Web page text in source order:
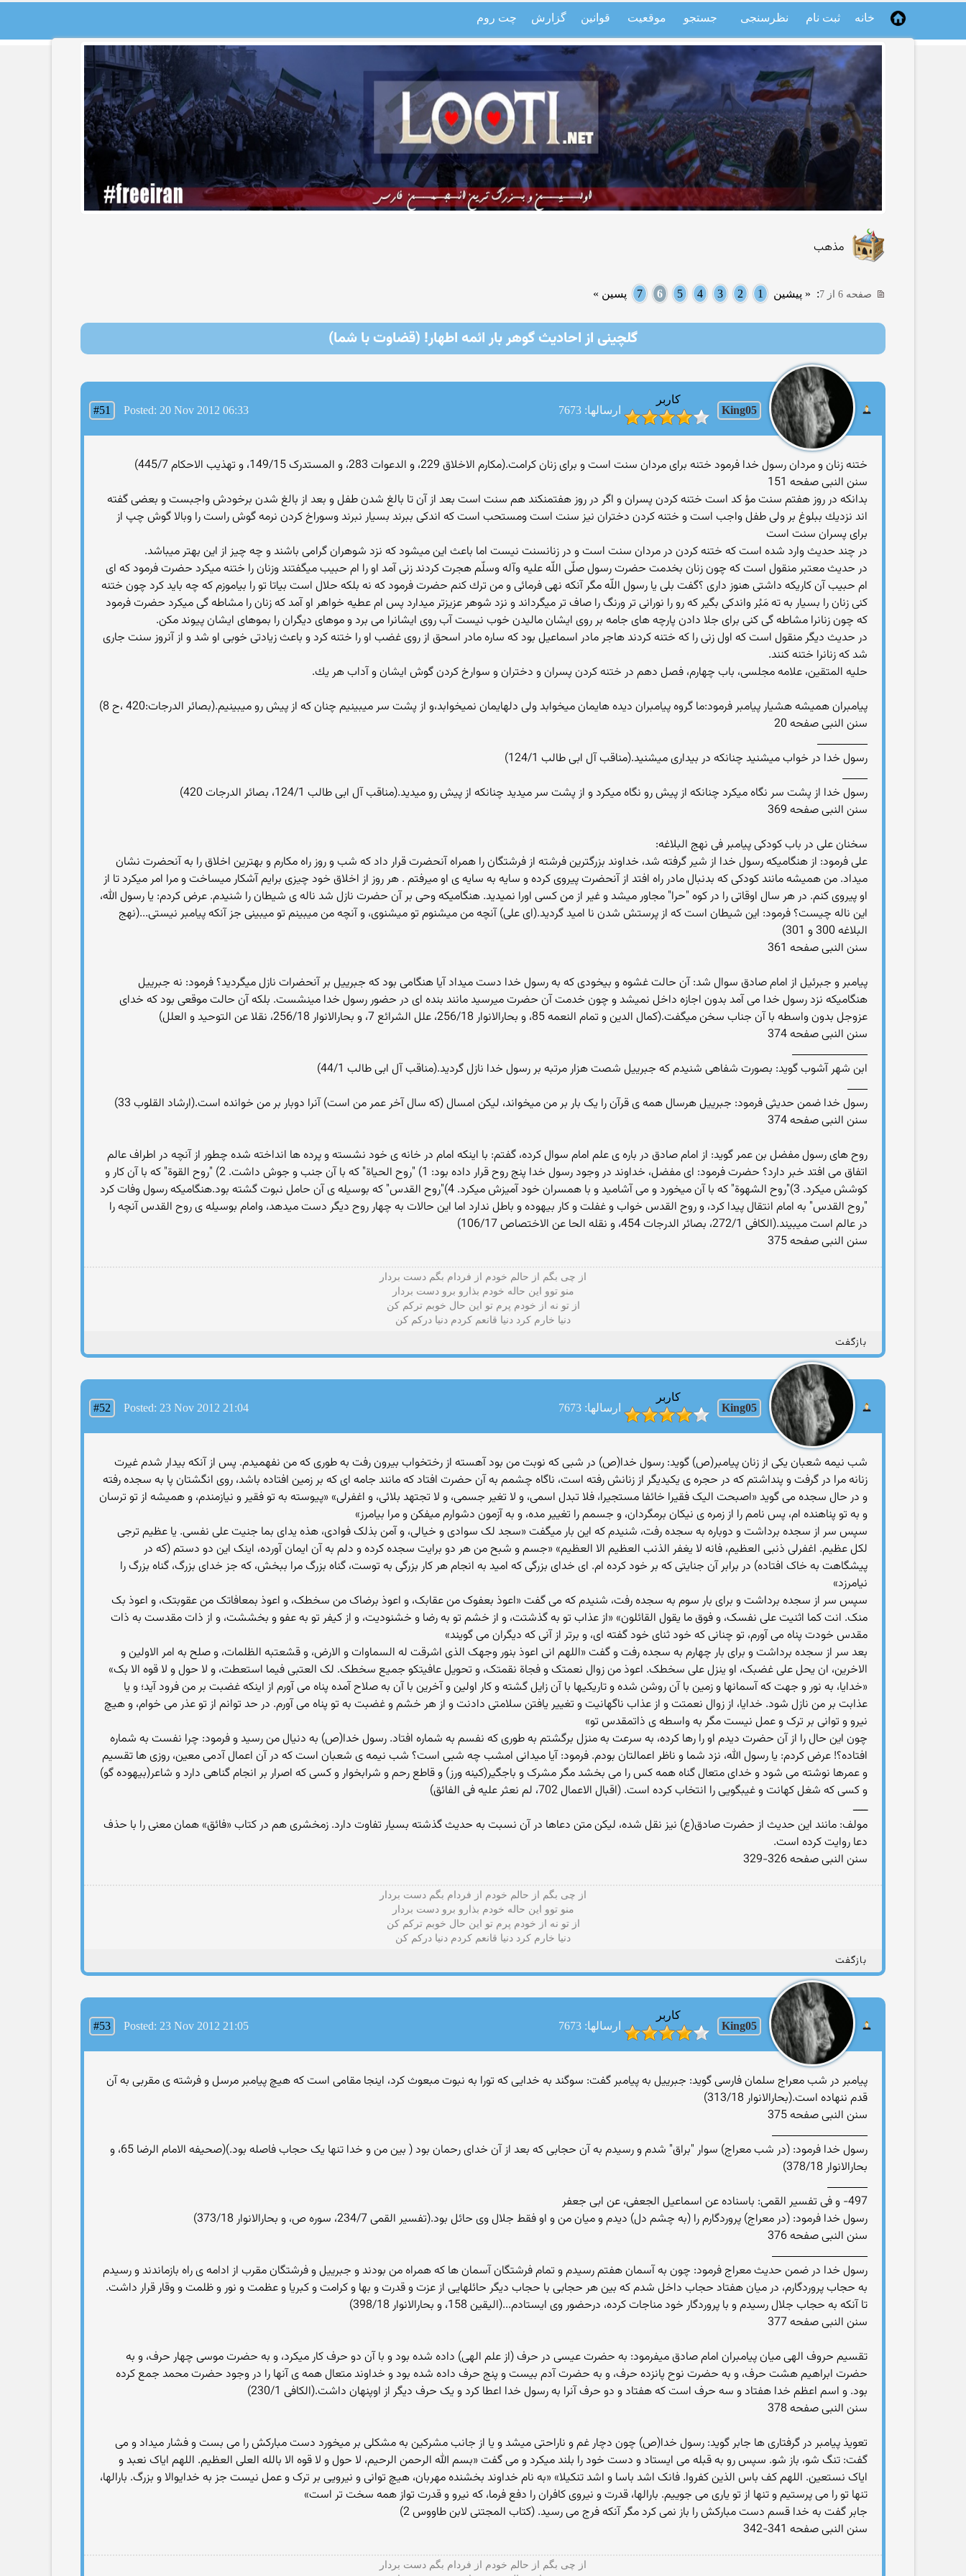
خانه ثبت نام نظرسنجی جستجو موقعیت قوانین گزارش چت روم
مذهب
صفحه 6 از 7 : « پیشین 1
2
3
4
5
6
7 پسین »
گلچینی از احادیث گوهر بار ائمه اطهار! (قضاوت با شما)
King05
کاربر
ارسالها: 7673
#51 Posted: 20 Nov 2012 06:33
ختنه زنان و مردان رسول خدا فرمود ختنه برای مردان سنت است و برای زنان کرامت.(مکارم الاخلاق 229، و الدعوات 283، و المستدرک 149/15، و تهذیب الاحکام 445/7)
سنن النبی صفحه 151
بدانكه در روز هفتم سنت مؤ كد است ختنه كردن پسران و اگر در روز هفتمنكند هم سنت است بعد از آن تا بالغ شدن طفل و بعد از بالغ شدن برخودش واجبست و بعضى گفته
اند نزديك ببلوغ بر ولى طفل واجب است و ختنه كردن دختران نيز سنت است ومستحب است كه اندكى ببرند بسيار نبرند وسوراخ كردن نرمه گوش راست را وبالا گوش چپ از
براى پسران سنت است
در چند حديث وارد شده است كه ختنه كردن در مردان سنت است و در زنانسنت نيست اما باعث اين ميشود كه نزد شوهران گرامى باشند و چه چيز از اين بهتر ميباشد.
در حديث معتبر منقول است كه چون زنان بخدمت حضرت رسول صلّى اللّه عليه وآله وسلّم هجرت كردند زنى آمد او را ام حبيب ميگفتند وزنان را ختنه ميكرد حضرت فرمود كه اى
ام حبيب آن كاريكه داشتى هنوز دارى ؟گفت بلى يا رسول اللّه مگر آنكه نهى فرمائى و من ترك كنم حضرت فرمود كه نه بلكه حلال است بياتا تو را بياموزم كه چه بايد كرد چون ختنه
كنى زنان را بسيار به ته مَبُر واندكى بگير كه رو را نورانى تر ورنگ را صاف تر ميگرداند و نزد شوهر عزيزتر ميدارد پس ام عطيه خواهر او آمد كه زنان را مشاطه گى ميكرد حضرت فرمود
كه چون زنانرا مشاطه گى كنى براى جلا دادن پارچه هاى جامه بر روى ايشان ماليدن خوب نيست آب روى ايشانرا مى برد و موهاى ديگران را بموهاى ايشان پيوند مكن.
در حديث ديگر منقول است كه اول زنى را كه ختنه كردند هاجر مادر اسماعيل بود كه ساره مادر اسحق از روى غضب او را ختنه كرد و باعث زيادتى خوبى او شد و از آنروز سنت جارى
شد كه زنانرا ختنه كنند.
حلیه المتقین، علامه مجلسی، باب چهارم، فصل دهم در ختنه كردن پسران و دختران و سوارخ كردن گوش ايشان و آداب هر يك.
پیامبران همیشه هشیار پیامبر فرمود:ما گروه پیامبران دیده هایمان میخوابد ولی دلهایمان نمیخوابد،و از پشت سر میبینیم چنان که از پیش رو میبینیم.(بصائر الدرجات:420 ،ح 8)
سنن النبی صفحه 20
__________
رسول خدا در خواب میشنید چنانکه در بیداری میشنید.(مناقب آل ابی طالب 124/1)
_____
رسول خدا از پشت سر نگاه میکرد چنانکه از پیش رو نگاه میکرد و از پشت سر میدید چنانکه از پیش رو میدید.(مناقب آل ابی طالب 124/1، بصائر الدرجات 420)
سنن النبی صفحه 369
سخنان علی در باب کودکی پیامبر فی نهج البلاغه:
علی فرمود: از هنگامیکه رسول خدا از شیر گرفته شد، خداوند بزرگترین فرشته از فرشتگان را همراه آنحضرت قرار داد که شب و روز راه مکارم و بهترین اخلاق را به آنحضرت نشان
میداد. من همیشه مانند کودکی که بدنبال مادر راه افتد از آنحضرت پیروی کرده و سایه به سایه ی او میرفتم . هر روز از اخلاق خود چیزی برایم آشکار میساخت و مرا امر میکرد تا از
او پیروی کنم. در هر سال اوقاتی را در کوه "حرا" مجاور میشد و غیر از من کسی اورا نمیدید. هنگامیکه وحی بر آن حضرت نازل شد ناله ی شیطان را شنیدم. عرض کردم: یا رسول الله،
این ناله چیست؟ فرمود: این شیطان است که از پرستش شدن نا امید گردید.(ای علی) آنچه من میشنوم تو میشنوی، و آنچه من میبینم تو میبینی جز آنکه پیامبر نیستی...(نهج
البلاغه 300 و 301)
سنن النبی صفحه 361
پیامبر و جبرئیل از امام صادق سوال شد: آن حالت غشوه و بیخودی که به رسول خدا دست میداد آیا هنگامی بود که جبرییل بر آنحضرات نازل میگردید؟ فرمود: نه جبرییل
هنگامیکه نزد رسول خدا می آمد بدون اجازه داخل نمیشد و چون خدمت آن حضرت میرسید مانند بنده ای در حضور رسول خدا مینشست. بلکه آن حالت موقعی بود که خدای
عزوجل بدون واسطه با آن جناب سخن میگفت.(کمال الدین و تمام النعمه 85، و بحارالانوار 256/18، علل الشرائع 7، و بحارالانوار 256/18، نقلا عن التوحید و العلل)
سنن النبی صفحه 374
_______________
ابن شهر آشوب گوید: بصورت شفاهی شنیدم که جبرییل شصت هزار مرتبه بر رسول خدا نازل گردید.(مناقب آل ابی طالب 44/1)
____
رسول خدا ضمن حدیثی فرمود: جبرییل هرسال همه ی قرآن را یک بار بر من میخواند، لیکن امسال (که سال آخر عمر من است) آنرا دوبار بر من خوانده است.(ارشاد القلوب 33)
سنن النبی صفحه 374
روح های رسول مفضل بن عمر گوید: از امام صادق در باره ی علم امام سوال کرده، گفتم: با اینکه امام در خانه ی خود نشسته و پرده ها انداخته شده چطور از آنچه در اطراف عالم
اتفاق می افتد خبر دارد؟ حضرت فرمود: ای مفضل، خداوند در وجود رسول خدا پنج روح قرار داده بود: 1) "روح الحیاة" که با آن جنب و جوش داشت. 2) "روح القوة" که با آن کار و
کوشش میکرد. 3)"روح الشهوة" که با آن میخورد و می آشامید و با همسران خود آمیزش میکرد. 4)"روح القدس" که بوسیله ی آن حامل نبوت گشته بود.هنگامیکه رسول وفات کرد
"روح القدس" به امام انتقال پیدا کرد، و روح القدس خواب و غفلت و کار بیهوده و باطل ندارد اما این حالات به چهار روح دیگر دست میدهد، وامام بوسیله ی روح القدس آنچه را
در عالم است میبیند.(الکافی 272/1، بصائر الدرجات 454، و نقله الحا عن الاختصاص 106/17)
سنن النبی صفحه 375
از چی بگم از حالم خودم از فردام بگم دست بردار
منو توو این حاله خودم بذارو برو دست بردار
از تو نه از خودم پرم تو این حال خوبم ترکم کن
دنیا خارم کرد دنیا قانعم کردم دنیا درکم کن
بازگفت
King05
کاربر
ارسالها: 7673
#52 Posted: 23 Nov 2012 21:04
شب نیمه شعبان یکی از زنان پیامبر(ص) گوید: رسول خدا(ص) در شبی که نوبت من بود آهسته از رختخواب بیرون رفت به طوری که من نفهمیدم. پس از آنکه بیدار شدم غیرت
زنانه مرا در گرفت و پنداشتم که در حجره ی یکیدیگر از زنانش رفته است، ناگاه چشمم به آن حضرت افتاد که مانند جامه ای که بر زمین افتاده باشد، روی انگشتان پا به سجده رفته
و در حال سجده می گوید «اصبحت الیک فقیرا خائفا مستجیرا، فلا تبدل اسمی، و لا تغیر جسمی، و لا تجتهد بلائی، و اغفرلی» «پیوسته به تو فقیر و نیازمندم، و همیشه از تو ترسان
و به تو پناهنده ام، پس نامم را از زمره ی نیکان برمگردان، و جسمم را تغییر مده، و به آزمون دشوارم میفکن و مرا بیامرز»
سپس سر از سجده برداشت و دوباره به سجده رفت، شنیدم که این بار میگفت «سجد لک سوادی و خیالی، و آمن بذلک فوادی، هذه یدای بما جنیت علی نفسی. یا عظیم ترجی
لکل عظیم. اغفرلی ذنبی العظیم، فانه لا یغفر الذنب العظیم الا العظیم» «جسم و شبح من هر دو برایت سجده کرده و دلم به آن ایمان آورده، اینک این دو دستم (که در
پیشگاهت به خاک افتاده) در برابر آن جنایتی که بر خود کرده ام. ای خدای بزرگی که امید به انجام هر کار بزرگی به توست، گناه بزرگ مرا ببخش، که جز خدای بزرگ، گناه بزرگ را
نیامرزد»
سپس سر از سجده برداشت و برای بار سوم به سجده رفت، شنیدم که می گفت «اعوذ بعفوک من عقابک، و اعوذ برضاک من سخطک، و اعوذ بمعافاتک من عقوبتک، و اعوذ بک
منک. انت کما اثنیت علی نفسک، و فوق ما یقول القائلون» «از عذاب تو به گذشتت، و از خشم تو به رضا و خشنودیت، و از کیفر تو به عفو و بخششت، و از ذات مقدست به ذات
مقدس خودت پناه می آورم، تو چنانی که خود ثنای خود گفته ای، و برتر از آنی که دیگران می گویند»
بعد سر از سجده برداشت و برای بار چهارم به سجده رفت و گفت «اللهم انی اعوذ بنور وجهک الذی اشرقت له السماوات و الارض، و قشعتبه الظلمات، و صلح به امر الاولین و
الاخرین، ان یحل علی غضبک، او ینزل علی سخطک. اعوذ من زوال نعمتک و فجاة نقمتک، و تحویل عافیتکو جمیع سخطک. لک العتبی فیما استعطت، و لا حول و لا قوه الا بک»
«خدایا، به نور و جهت که آسمانها و زمین با آن روشن شده و تاریکیها با آن زایل گشته و کار اولین و آخرین با آن به صلاح آمده پناه می آورم از اینکه غضبت بر من فرود آید؛ و یا
عذابت بر من نازل شود. خدایا، از زوال نعمتت و از عذاب ناگهانیت و تغییر یافتن سلامتی دادنت و از هر خشم و غضبت به تو پناه می آورم. در حد توانم از تو عذر می خوام، و هیچ
نیرو و توانی بر ترک و عمل نیست مگر به واسطه ی ذاتمقدس تو»
چون این حال را از آن حضرت دیدم او را رها کرده، به سرعت به منزل برگشتم به طوری که نفسم به شماره افتاد. رسول خدا(ص) به دنیال من رسید و فرمود: چرا نفست به شماره
افتاده؟! عرض کردم: یا رسول الله، نزد شما و ناظر اعمالتان بودم. فرمود: آیا میدانی امشب چه شبی است؟ شب نیمه ی شعبان است که در آن اعمال آدمی معین، روزی ها تقسیم
و عمرها نوشته می شود و خدای متعال گناه همه کس را می بخشد مگر مشرک و باجگیر(کینه ورز) و قاطع رحم و شرابخوار و کسی که اصرار بر انجام گناهی دارد و شاعر(بیهوده گو)
و کسی که شغل کهانت و غیبگویی را انتخاب کرده است. (اقبال الاعمال 702، لم نعثر علیه فی الفائق)
ـــــ
مولف: مانند این حدیث از حضرت صادق(ع) نیز نقل شده، لیکن متن دعاها در آن نسبت به حدیث گذشته بسیار تفاوت دارد. زمخشری هم در کتاب «فائق» همان معنی را با حذف
دعا روایت کرده است.
سنن النبی صفحه 326-329
از چی بگم از حالم خودم از فردام بگم دست بردار
منو توو این حاله خودم بذارو برو دست بردار
از تو نه از خودم پرم تو این حال خوبم ترکم کن
دنیا خارم کرد دنیا قانعم کردم دنیا درکم کن
بازگفت
King05
کاربر
ارسالها: 7673
#53 Posted: 23 Nov 2012 21:05
پیامبر در شب معراج سلمان فارسی گوید: جبرییل به پیامبر گفت: سوگند به خدایی که تورا به نبوت مبعوث کرد، اینجا مقامی است که هیچ پیامبر مرسل و فرشته ی مقربی به آن
قدم ننهاده است.(بحارالانوار 313/18)
سنن النبی صفحه 375
___________________
رسول خدا فرمود: (در شب معراج) سوار "براق" شدم و رسیدم به آن حجابی که بعد از آن خدای رحمان بود ( بین من و خدا تنها یک حجاب فاصله بود.)(صحیفه الامام الرضا 65، و
بحارالانوار 378/18)
________
497- و فی تفسیر القمی: باسناده عن اسماعیل الجعفی، عن ابی جعفر
رسول خدا فرمود: (در معراج) پروردگارم را (به چشم دل) دیدم و میان من و او فقط جلال وی حائل بود.(تفسیر القمی 234/7، سوره ص، و بحارالانوار 373/18)
سنن النبی صفحه 376
___________________
رسول خدا در ضمن حدیث معراج فرمود: چون به آسمان هفتم رسیدم و تمام فرشتگان آسمان ها که همراه من بودند و جبرییل و فرشتگان مقرب از ادامه ی راه بازماندند و رسیدم
به حجاب پروردگارم، در میان هفتاد حجاب داخل شدم که بین هر حجابی با حجاب دیگر حائلهایی از عزت و قدرت و بها و کرامت و کبریا و عظمت و نور و ظلمت و وقار قرار داشت.
تا آنکه به حجاب جلال رسیدم و با پروردگار خود مناجات کرده، درحضور وی ایستادم...(الیقین 158، و بحارالانوار 398/18)
سنن النبی صفحه 377
تقسیم حروف الهی میان پیامبران امام صادق میفرمود: به حضرت عیسی در حرف (از علم الهی) داده شده بود و با آن دو حرف کار میکرد، و به حضرت موسی چهار حرف، و به
حضرت ابراهیم هشت حرف، و به حضرت نوح پانزده حرف، و به حضرت آدم بیست و پنج حرف داده شده بود و خداوند متعال همه ی آنها را در وجود حضرت محمد جمع کرده
بود. و اسم اعظم خدا هفتاد و سه حرف است که هفتاد و دو حرف آنرا به رسول خدا اعطا کرد و یک حرف دیگر از اوپنهان داشت.(الکافی 230/1)
سنن النبی صفحه 378
تعویذ پیامبر در گرفتاری ها جابر گوید: رسول خدا(ص) چون دچار غم و ناراحتی میشد و یا از جانب مشرکین به مشکلی بر میخورد دست مبارکش را می بست و فشار میداد و می
گفت: تنگ شو، باز شو. سپس رو به قبله می ایستاد و دست خود را بلند میکرد و می گفت «بسم الله الرحمن الرحیم، لا حول و لا قوه الا بالله العلی العظیم. اللهم ایاک نعبد و
ایاک نستعین. اللهم کف باس الذین کفروا. فانک اشد باسا و اشد تنکیلا» «به نام خداوند بخشنده مهربان، هیچ توانی و نیرویی بر ترک و عمل نیست جز به خدایوالا و بزرگ. بارالها،
تنها تو را می پرستیم و تنها از تو یاری می جوییم. بارالها، قدرت و نیروی کافران را دفع فرما، که نیرو و قدرت تواز همه سخت تر است»
جابر گفت به خدا قسم دست مبارکش را باز نمی کرد مگر آنکه فرج می رسید. (کتاب المجتنی لابن طاووس 2)
سنن النبی صفحه 341-342
از چی بگم از حالم خودم از فردام بگم دست بردار